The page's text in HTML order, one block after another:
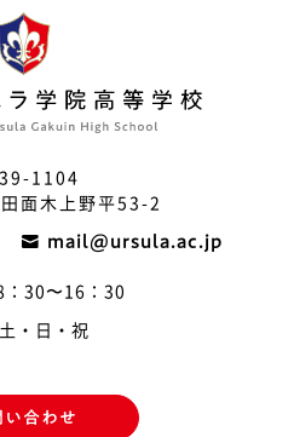
1104
面木上野平53-2
mail@ursula.ac.jp
：30〜16：30
土・日・祝
い合わせ